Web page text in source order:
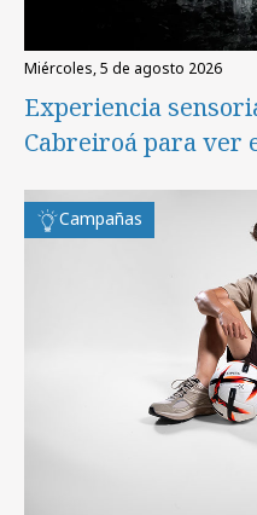
miércoles, 5 de agosto 2026
Experiencia
Cabreiroá para ver
Campañas